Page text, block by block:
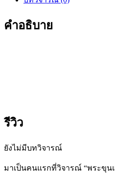
ช้าง
วัด
ท้อง
ปี
2552
ชิ้น
คำอธิบาย
รีวิว
ยังไม่มีบทวิจารณ์
มาเป็นคนแรกที่วิจารณ์ “พระขุน